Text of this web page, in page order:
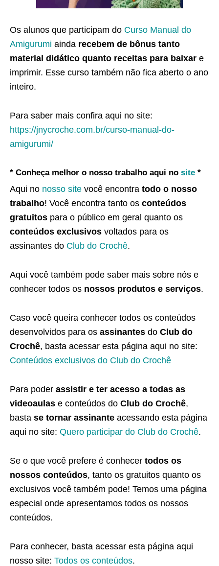
Os alunos que participam do Curso Manual do
Amigurumi ainda recebem de bônus tanto
material didático quanto receitas para baixar e
imprimir. Esse curso também não fica aberto o ano
inteiro.
Para saber mais confira aqui no site:
https://jnycroche.com.br/curso-manual-do-
amigurumi/
* Conheça melhor o nosso trabalho aqui no site *
Aqui no nosso site você encontra todo o nosso
trabalho! Você encontra tanto os conteúdos
gratuitos para o público em geral quanto os
conteúdos exclusivos voltados para os
assinantes do Club do Crochê.
Aqui você também pode saber mais sobre nós e
conhecer todos os nossos produtos e serviços.
Caso você queira conhecer todos os conteúdos
desenvolvidos para os assinantes do Club do
Crochê, basta acessar esta página aqui no site:
Conteúdos exclusivos do Club do Crochê
Para poder assistir e ter acesso a todas as
videoaulas e conteúdos do Club do Crochê,
basta se tornar assinante acessando esta página
aqui no site: Quero participar do Club do Crochê.
Se o que você prefere é conhecer todos os
nossos conteúdos, tanto os gratuitos quanto os
exclusivos você também pode! Temos uma página
especial onde apresentamos todos os nossos
conteúdos.
Para conhecer, basta acessar esta página aqui
nosso site: Todos os conteúdos.